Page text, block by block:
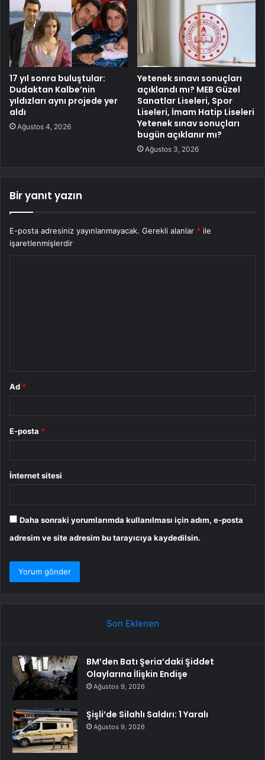
17 yıl sonra buluştular:
Dudaktan Kalbe’nin
yıldızları aynı projede yer
aldı
Ağustos 4, 2026
Yetenek sınavı sonuçları
açıklandı mı? MEB Güzel
Sanatlar Liseleri, Spor
Liseleri, İmam Hatip Liseleri
Yetenek sınav sonuçları
bugün açıklanır mı?
Ağustos 3, 2026
Bir yanıt yazın
E-posta adresiniz yayınlanmayacak. Gerekli alanlar * ile
işaretlenmişlerdir
Ad *
E-posta *
İnternet sitesi
Daha sonraki yorumlarımda kullanılması için adım, e-posta
adresim ve site adresim bu tarayıcıya kaydedilsin.
Son Eklenen
BM’den Batı Şeria’daki Şiddet
Olaylarına İlişkin Endişe
Ağustos 9, 2026
Şişli’de Silahlı Saldırı: 1 Yaralı
Ağustos 9, 2026